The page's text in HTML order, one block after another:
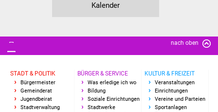
Stadtseniorenrat
Sommerwochen für
Ältere
Kalender
nach oben
STADT & POLITIK
Bürgermeister
Gemeinderat
Jugendbeirat
Stadtverwaltung
BÜRGER & SERVICE
Was erledige ich wo
Bildung
Soziale Einrichtungen
Stadtwerke
KULTUR & FREIZEIT
Veranstaltungen
Einrichtungen
Vereine und Parteien
Sportanlagen